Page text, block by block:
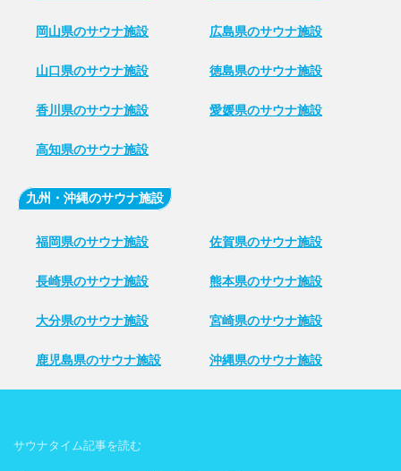
岡山県のサウナ施設 広島県のサウナ施設
山口県のサウナ施設 徳島県のサウナ施設
香川県のサウナ施設 愛媛県のサウナ施設
高知県のサウナ施設
九州・沖縄のサウナ施設
福岡県のサウナ施設 佐賀県のサウナ施設
長崎県のサウナ施設 熊本県のサウナ施設
大分県のサウナ施設 宮崎県のサウナ施設
鹿児島県のサウナ施設 沖縄県のサウナ施設
サウナタイム記事を読む